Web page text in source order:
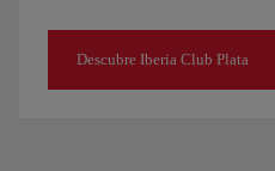
Descubre Iberia Club Plata